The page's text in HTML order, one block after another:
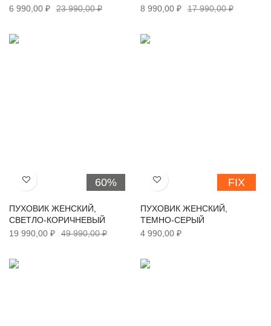
6 990,00 ₽
23 990,00 ₽
8 990,00 ₽
17 990,00 ₽
60%
Хочу!
ПУХОВИК ЖЕНСКИЙ,
СВЕТЛО-КОРИЧНЕВЫЙ
19 990,00 ₽
49 990,00 ₽
FIX
Хочу!
ПУХОВИК ЖЕНСКИЙ,
ТЕМНО-СЕРЫЙ
4 990,00 ₽